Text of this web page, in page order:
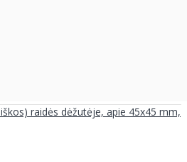
raidės dėžutėje, apie 45x45 mm,